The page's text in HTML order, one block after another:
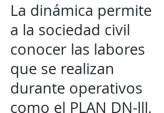
La dinámica permite
a la sociedad civil
conocer las labores
que se realizan
durante operativos
como el PLAN DN-lll,